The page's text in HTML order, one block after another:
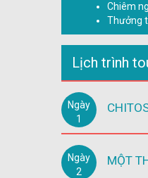
Chiêm
Thưởng
Lịch trình
Ngày
1
Ngày
2
MỘT